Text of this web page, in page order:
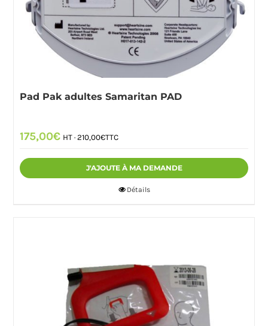
Pad Pak adultes Samaritan PAD
175,00€ HT · 210,00€TTC
J'AJOUTE À MA DEMANDE
Détails